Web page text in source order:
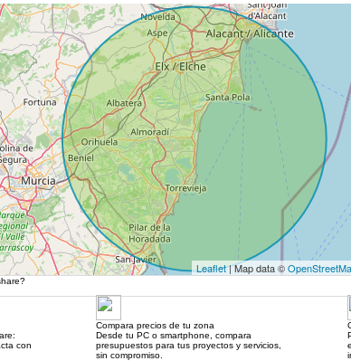
Leaflet| Map data ©
con
Compara precios de tu zona
Desde tu PC o smartphone, compara
presupuestos para tus proyectos y servicios,
sin compromiso.